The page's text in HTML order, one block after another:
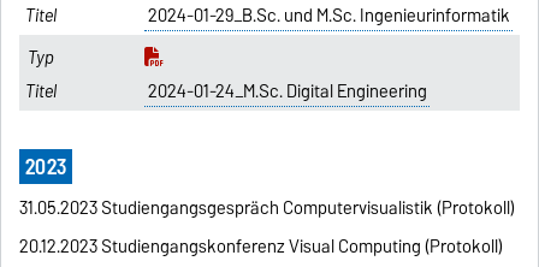
2024-01-29_B.Sc. und M.Sc. Ingenieurinformatik
2024-01-24_M.Sc. Digital Engineering
2023
31.05.2023 Studiengangsgespräch Computervisualistik (Protokoll)
20.12.2023 Studiengangskonferenz Visual Computing (Protokoll)